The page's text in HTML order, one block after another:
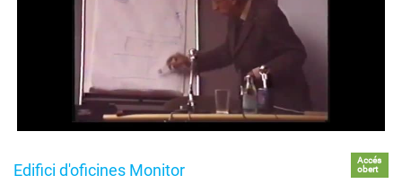
Edifici d'oficines Monitor
Accés
obert